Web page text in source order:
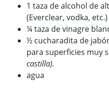
1 taza de alcohol de
(Everclear, vodka, etc.)
¼ taza de vinagre
½ cucharadita de
para superficies muy
castilla).
agua